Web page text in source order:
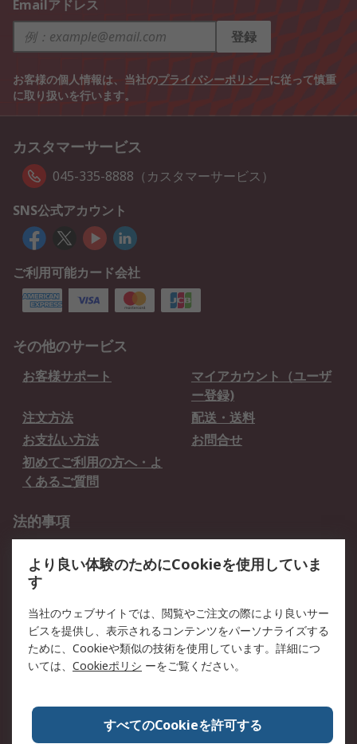
Emailアドレス
登録
お客様の個人情報は、当社のプライバシーポリシーに従って慎重
に取り扱いを行います。
カスタマーサービス
045-335-8888（カスタマーサービス）
SNS公式アカウント
ご利用可能カード会社
その他のサービス
お客様サポート
マイアカウント（ユーザ
ー登録)
注文方法
配送・送料
お支払い方法
お問合せ
初めてご利用の方へ・よ
くあるご質問
法的事項
クッキーポリシー
RSについて
会社概要
採用情報
プレスリリース＆お知ら
コーポレートサイト
全世界のRS
RSの歴史
ESGへの取り組み（英語）
認証について
より良い体験のためにCookieを使用していま
す
当社のウェブサイトでは、閲覧やご注文の際により良いサー
ビスを提供し、表示されるコンテンツをパーソナライズする
ために、Cookieや類似の技術を使用しています。詳細につ
いては、 Cookieポリシ ーをご覧ください。
すべてのCookieを許可する